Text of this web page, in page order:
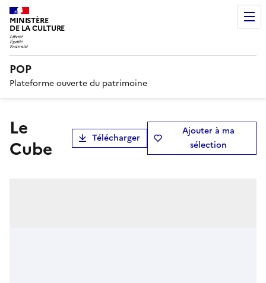
MINISTÈRE
DE LA CULTURE
POP
Plateforme ouverte du patrimoine
Le
Cube
Télécharger
Ajouter à ma
sélection